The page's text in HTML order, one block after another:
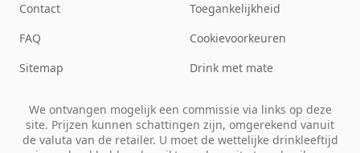
Contact
FAQ
Sitemap
Toegankelijkheid
Cookievoorkeuren
Drink met mate
We ontvangen mogelijk een commissie via links op deze
site. Prijzen kunnen schattingen zijn, omgerekend vanuit
de valuta van de retailer. U moet de wettelijke drinkleeftijd